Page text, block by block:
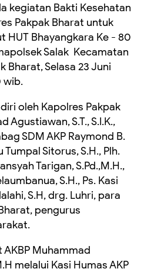
kegiatan Bakti Kesehatan
Pakpak Bharat untuk
HUT Bhayangkara Ke - 80
Salak Kecamatan
Bharat, Selasa 23 Juni
wib.
oleh Kapolres Pakpak
Agustiawan, S.T., S.I.K.,
SDM AKP Raymond B.
Sitorus, S.H., Plh.
Tarigan, S.Pd.,M.H.,
S.H., Ps. Kasi
S.H, drg. Luhri, para
pengurus
AKBP Muhammad
melalui Kasi Humas AKP